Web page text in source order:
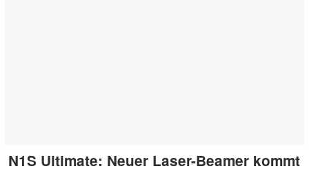
N1S Ultimate: Neuer Laser-Beamer kommt